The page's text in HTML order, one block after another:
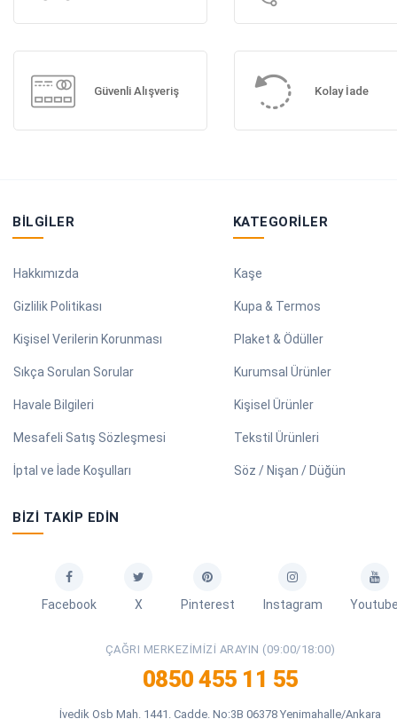
Güvenli Alışveriş Kolay İade
BILGILER
Hakkımızda
Gizlilik Politikası
Kişisel Verilerin Korunması
Sıkça Sorulan Sorular
Havale Bilgileri
Mesafeli Satış Sözleşmesi
İptal ve İade Koşulları
KATEGORILER
Kaşe
Kupa & Termos
Plaket & Ödüller
Kurumsal Ürünler
Kişisel Ürünler
Tekstil Ürünleri
Söz / Nişan / Düğün
BIZI TAKIP EDIN
Facebook X Pinterest Instagram
ÇAĞRI MERKEZIMIZI ARAYIN (09:00/18:00)
0850 455 11 55
İvedik Osb Mah. 1441. Cadde. No:3B 06378 Yenimahalle/Ankara